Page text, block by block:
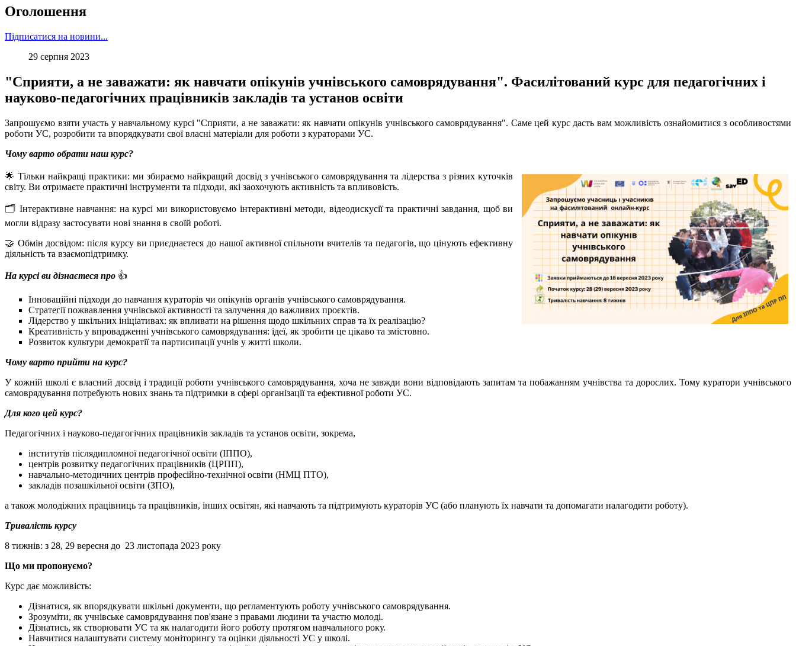
Оголошення
Підписатися на новини...
29 серпня 2023
"Сприяти, а не заважати: як навчати опікунів учнівського самоврядування". Фасилітований курс для педагогічних і
науково-педагогічних працівників закладів та установ освіти
Запрошуємо взяти участь у навчальному курсі "Сприяти, а не заважати: як навчати опікунів учнівського самоврядування". Саме цей курс дасть вам можливість ознайомитися з особливостями
роботи УС, розробити та впорядкувати свої власні матеріали для роботи з кураторами УС.
Чому варто обрати наш курс?
🌟 Тільки найкращі практики: ми збираємо найкращий досвід з учнівського самоврядування та лідерства з різних куточків
світу. Ви отримаєте практичні інструменти та підходи, які заохочують активність та впливовість.
🗂️ Інтерактивне навчання: на курсі ми використовуємо інтерактивні методи, відеодискусії та практичні завдання, щоб ви
могли відразу застосувати нові знання в своїй роботі.
🤝 Обмін досвідом: після курсу ви приєднаєтеся до нашої активної спільноти вчителів та педагогів, що цінують ефективну
діяльність та взаємопідтримку.
На курсі ви дізнаєтеся про 👍
Інноваційні підходи до навчання кураторів чи опікунів органів учнівського самоврядування.
Стратегії пожвавлення учнівської активності та залучення до важливих проєктів.
Лідерство у шкільних ініціативах: як впливати на рішення щодо шкільних справ та їх реалізацію?
Креативність у впровадженні учнівського самоврядування: ідеї, як зробити це цікаво та змістовно.
Розвиток культури демократії та партисипації учнів у житті школи.
Чому варто прийти на курс?
У кожній школі є власний досвід і традиції роботи учнівського самоврядування, хоча не завжди вони відповідають запитам та побажанням учнівства та дорослих. Тому куратори учнівського
самоврядування потребують нових знань та підтримки в сфері організації та ефективної роботи УС.
Для кого цей курс?
Педагогічних і науково-педагогічних працівників закладів та установ освіти, зокрема,
інститутів післядипломної педагогічної освіти (ІППО),
центрів розвитку педагогічних працівників (ЦРПП),
навчально-методичних центрів професійно-технічної освіти (НМЦ ПТО),
закладів позашкільної освіти (ЗПО),
а також молодіжних працівниць та працівників, інших освітян, які навчають та підтримують кураторів УС (або планують їх навчати та допомагати налагодити роботу).
Тривалість курсу
8 тижнів: з 28, 29 вересня до 23 листопада 2023 року
Що ми пропонуємо?
Курс дає можливість:
Дізнатися, як впорядкувати шкільні документи, що регламентують роботу учнівського самоврядування.
Зрозуміти, як учнівське самоврядування пов'язане з правами людини та участю молоді.
Дізнатись, як створювати УС та як налагодити його роботу протягом навчального року.
Навчитися налаштувати систему моніторингу та оцінки діяльності УС у школі.